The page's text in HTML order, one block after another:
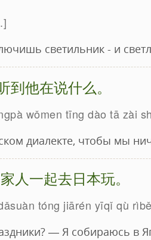
светильник - и
他在说什么。
wǒmen tīng dào tā zài
диалекте, чтобы мы
人一起去日本玩。
tóng jiārén yīqǐ qù
— Я собираюсь в